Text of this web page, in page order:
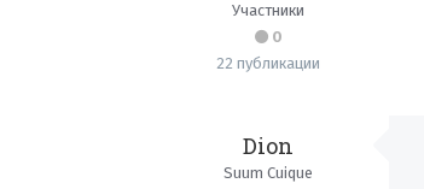
Участники
0
22 публикации
Dion
Suum Cuique